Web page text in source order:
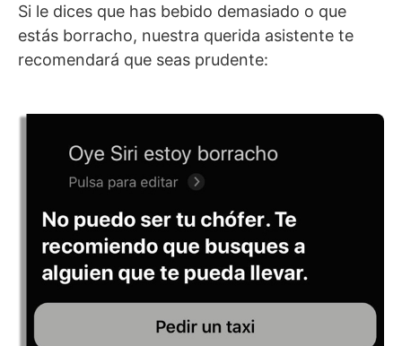
Si le dices que has bebido demasiado o que
estás borracho, nuestra querida asistente te
recomendará que seas prudente: